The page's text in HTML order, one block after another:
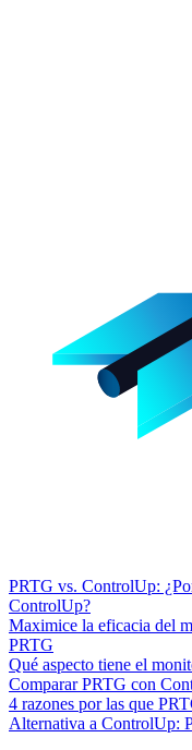
PRTG vs. ControlUp:
ControlUp?
Maximice la eficacia del
PRTG
Qué aspecto tiene el
Comparar PRTG con
4 razones por las que
Alternativa a ControlUp: